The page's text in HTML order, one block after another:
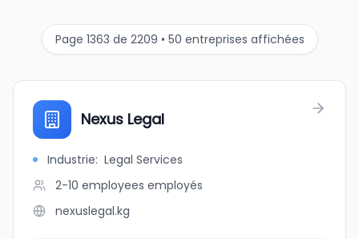
Page 1363 de 2209 • 50 entreprises affichées
Nexus Legal
Industrie: Legal Services
2-10 employees employés
nexuslegal.kg